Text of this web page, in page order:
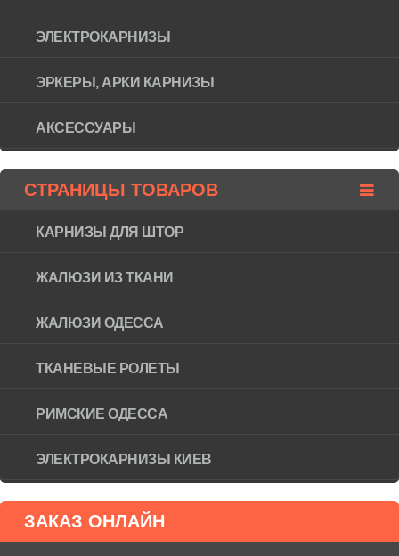
ЭЛЕКТРОКАРНИЗЫ
ЭРКЕРЫ, АРКИ КАРНИЗЫ
АКСЕССУАРЫ
СТРАНИЦЫ ТОВАРОВ
КАРНИЗЫ ДЛЯ ШТОР
ЖАЛЮЗИ ИЗ ТКАНИ
ЖАЛЮЗИ ОДЕССА
ТКАНЕВЫЕ РОЛЕТЫ
РИМСКИЕ ОДЕССА
ЭЛЕКТРОКАРНИЗЫ КИЕВ
ЗАКАЗ ОНЛАЙН